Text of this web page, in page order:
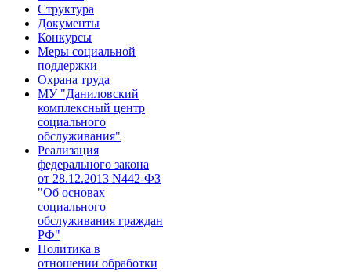
Структура
Документы
Конкурсы
Меры социальной
поддержки
Охрана труда
МУ "Даниловский
комплексный центр
социального
обслуживания"
Реализация
федерального закона
от 28.1​2.2013 N442-ФЗ
"Об основах
социального
обслуживания граждан
РФ"​
Политика в
отношении обработки